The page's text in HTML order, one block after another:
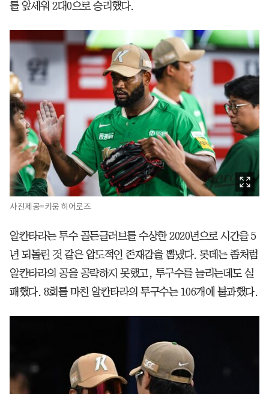
를 앞세워 2대0으로 승리했다.
사진제공=키움 히어로즈
알칸타라는 투수 골든글러브를 수상한 2020년으로 시간을 5
년 되돌린 것 같은 압도적인 존재감을 뽐냈다. 롯데는 좀처럼
알칸타라의 공을 공략하지 못했고, 투구수를 늘리는데도 실
패했다. 8회를 마친 알칸타라의 투구수는 106개에 불과했다.